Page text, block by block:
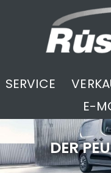
SERVICE
E-
DER